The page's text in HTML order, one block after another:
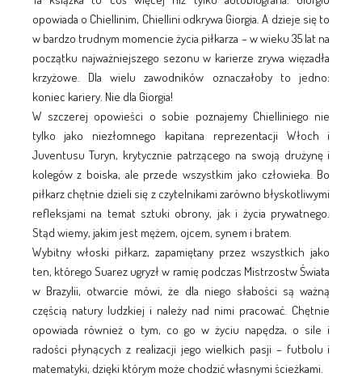
opowiada o Chiellinim, Chiellini odkrywa Giorgia. A dzieje się to
w bardzo trudnym momencie życia piłkarza – w wieku 35 lat na
początku najważniejszego sezonu w karierze zrywa więzadła
krzyżowe. Dla wielu zawodników oznaczałoby to jedno:
koniec kariery. Nie dla Giorgia!
W szczerej opowieści o sobie poznajemy Chielliniego nie
tylko jako niezłomnego kapitana reprezentacji Włoch i
Juventusu Turyn, krytycznie patrzącego na swoją drużynę i
kolegów z boiska, ale przede wszystkim jako człowieka. Bo
piłkarz chętnie dzieli się z czytelnikami zarówno błyskotliwymi
refleksjami na temat sztuki obrony, jak i życia prywatnego.
Stąd wiemy, jakim jest mężem, ojcem, synem i bratem.
Wybitny włoski piłkarz, zapamiętany przez wszystkich jako
ten, którego Suarez ugryzł w ramię podczas Mistrzostw Świata
w Brazylii, otwarcie mówi, że dla niego słabości są ważną
częścią natury ludzkiej i należy nad nimi pracować. Chętnie
opowiada również o tym, co go w życiu napędza, o sile i
radości płynących z realizacji jego wielkich pasji – futbolu i
matematyki, dzięki którym może chodzić własnymi ścieżkami.